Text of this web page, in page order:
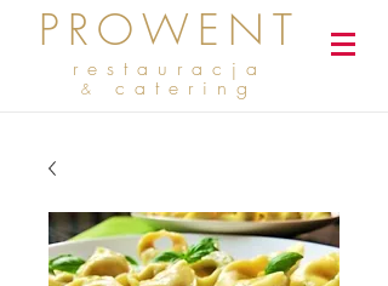
PROWENT
restauracja
& catering